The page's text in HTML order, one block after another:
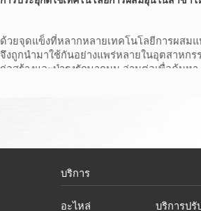
ด้วยจุดแข็งที่หลากหลายเทคโนโลยีการผสม
จึงถูกนํามาใช้กันอย่างแพร่หลายในอุตสาหกร
ก่อสร้างและบํารุงรักษาถนน อ่านต่อเพื่อค้นหา
บริการ
อะไหล่ บริการปรั